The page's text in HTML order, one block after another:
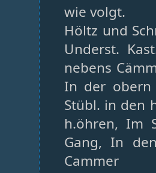
wie volgt.
Höltz und
Underst.
nebens
In der obern
Stübl. in den
h.öhren, Im
Gang, In
Cammer